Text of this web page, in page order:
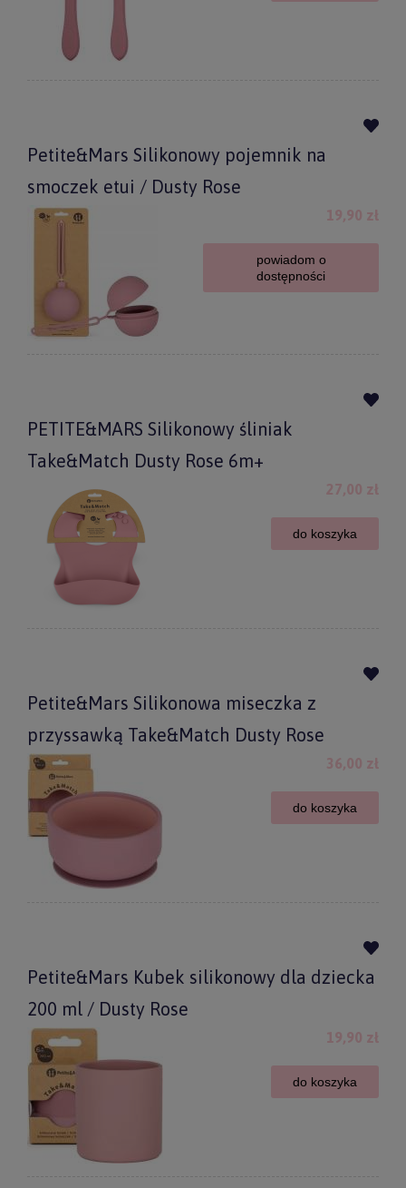
Petite&Mars Silikonowy pojemnik na
smoczek etui / Dusty Rose
19,90 zł
powiadom o
dostępności
PETITE&MARS Silikonowy śliniak
Take&Match Dusty Rose 6m+
27,00 zł
do koszyka
Petite&Mars Silikonowa miseczka z
przyssawką Take&Match Dusty Rose
36,00 zł
do koszyka
Petite&Mars Kubek silikonowy dla dziecka
200 ml / Dusty Rose
19,90 zł
do koszyka